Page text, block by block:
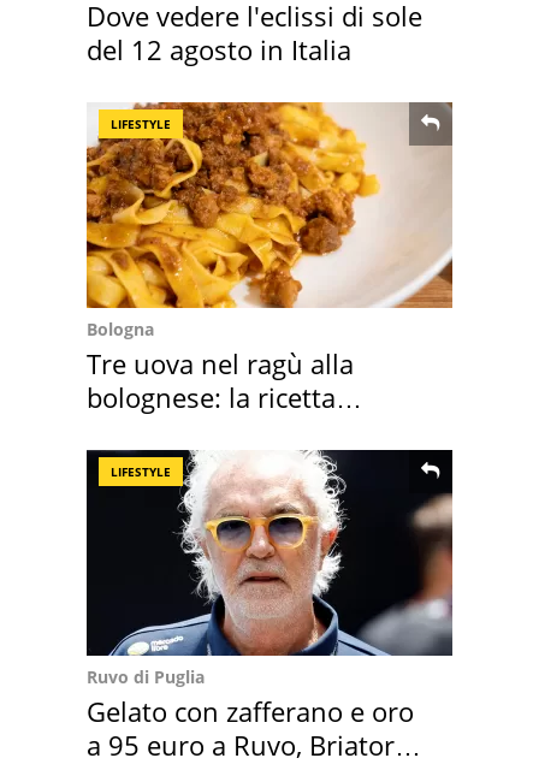
Dove vedere l'eclissi di sole
del 12 agosto in Italia
LIFESTYLE
Bologna
Tre uova nel ragù alla
bolognese: la ricetta
LIFESTYLE
Ruvo di Puglia
Gelato con zafferano e oro
a 95 euro a Ruvo, Briatore